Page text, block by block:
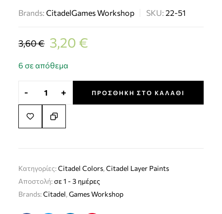
Brands:CitadelGames Workshop SKU:22-51
3,60€ 3,20€
6 σε απόθεμα
- + ΠΡΟΣΘΉΚΗ ΣΤΟ ΚΑΛΆΘΙ
Κατηγορίες:Citadel Colors,Citadel Layer Paints
Αποστολή:σε 1 - 3 ημέρες
Brands:Citadel,Games Workshop